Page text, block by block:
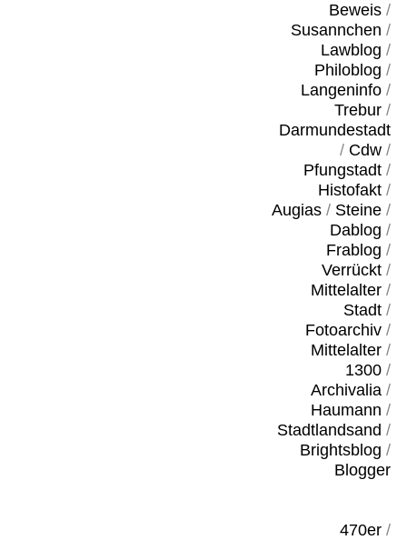
Beweis/
Susannchen /
Lawblog /
Philoblog /
Langeninfo/
Trebur/
Darmundestadt
/ Cdw/
Pfungstadt/
Histofakt/
Augias/ Steine/
Dablog /
Frablog /
Verrückt/
Mittelalter/
Stadt/
Fotoarchiv/
Mittelalter/
1300/
Archivalia/
Haumann /
Stadtlandsand /
Brightsblog /
Blogger
470er/